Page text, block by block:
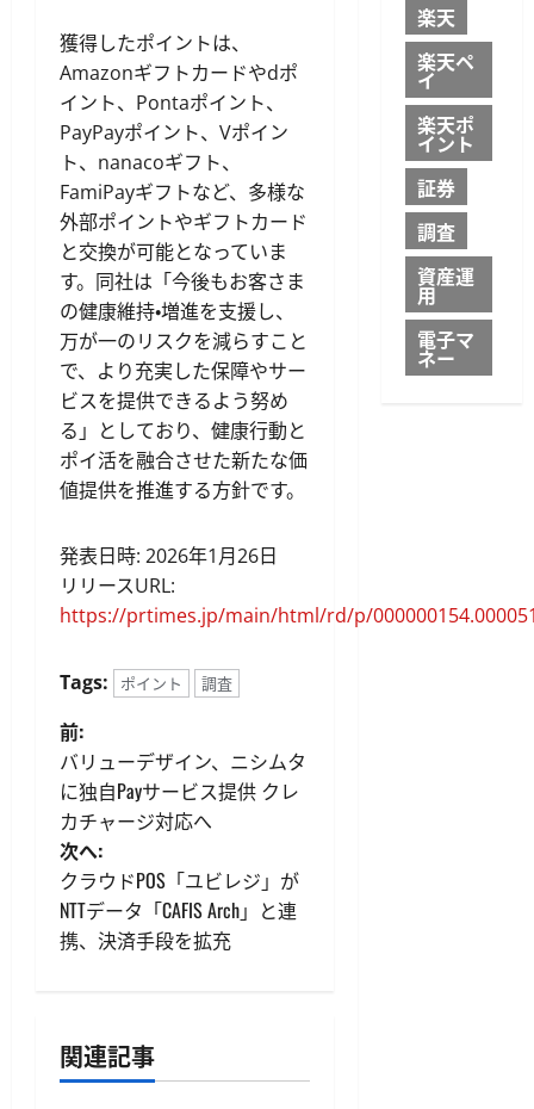
獲得したポイントは、
Amazonギフトカードやdポ
イント、Pontaポイント、
PayPayポイント、Vポイン
ト、nanacoギフト、
FamiPayギフトなど、多様な
外部ポイントやギフトカード
と交換が可能となっていま
す。同社は「今後もお客さま
の健康維持・増進を支援し、
万が一のリスクを減らすこと
で、より充実した保障やサー
ビスを提供できるよう努め
る」としており、健康行動と
ポイ活を融合させた新たな価
値提供を推進する方針です。
発表日時: 2026年1月26日
リリースURL:
https://prtimes.jp/main/html/rd/p/
Tags: ポイント 調査
投
稿
ナ
ビ
ゲ
シ
ョ
前:
バリューデザイン、ニシムタ
に独自Payサービス提供 クレ
カチャージ対応へ
次へ:
クラウドPOS「ユビレジ」が
NTTデータ「CAFIS Arch」と連
携、決済手段を拡充
関連記事
楽天
楽天ペ
イ
楽天ポ
イント
証券
調査
資産運
用
電子マ
ネー